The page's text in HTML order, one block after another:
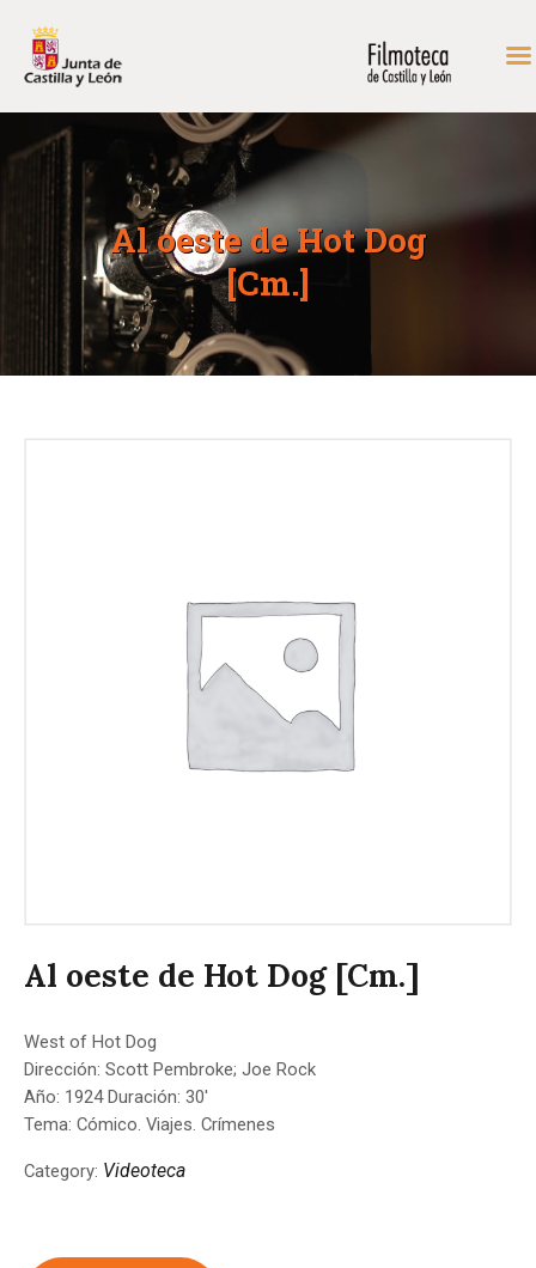
Al oeste de Hot Dog
[Cm.]
INICIO
FONDOS DE CONSULTA
PROGRAMACIÓN
EXPOSICIONES
DIDÁCTICA
RODAR EN CASTILLA Y
LEÓN
CONTACTAR
Al oeste de Hot Dog [Cm.]
West of Hot Dog
Dirección: Scott Pembroke; Joe Rock
Año: 1924 Duración: 30′
Tema: Cómico. Viajes. Crímenes
Category: Videoteca